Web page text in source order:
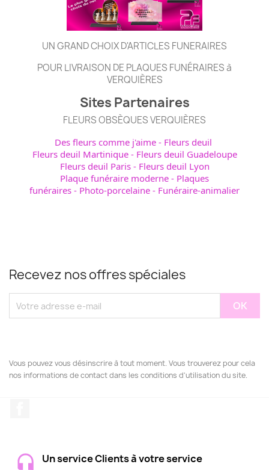
UN GRAND CHOIX D'ARTICLES FUNERAIRES
POUR LIVRAISON DE PLAQUES FUNÉRAIRES à
VERQUIÈRES
Sites Partenaires
FLEURS OBSÈQUES VERQUIÈRES
Des fleurs comme j'aime - Fleurs deuil
Fleurs deuil Martinique- Fleurs deuil Guadeloupe
Fleurs deuil Paris- Fleurs deuil Lyon
Plaque funéraire moderne - Plaques
funéraires - Photo-porcelaine - Funéraire-animalier
Recevez nos offres spéciales
Vous pouvez vous désinscrire à tout moment. Vous trouverez pour cela
nos informations de contact dans les conditions d'utilisation du site.
Un service Clients à votre service